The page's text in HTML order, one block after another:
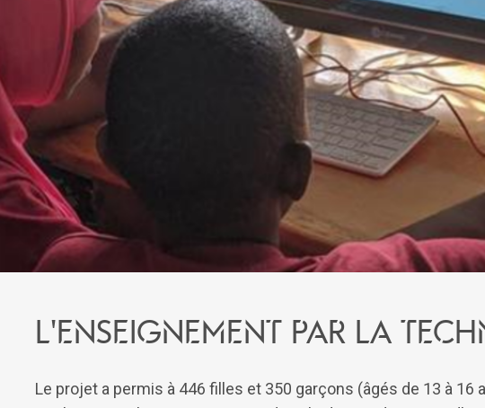
L'enseignement par la
Le projet a permis à 446 filles et 350 garçons (âgés de 13 à